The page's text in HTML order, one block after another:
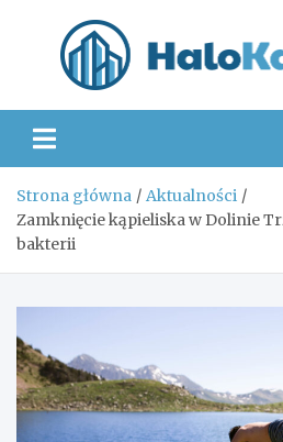
Strona główna
Aktualności
Zamknięcie kąpieliska w Dolinie
bakterii